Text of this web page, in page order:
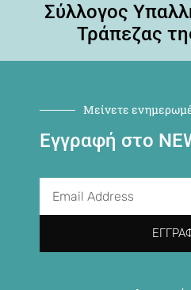
Σύλλογος
Τράπεζας
Μείνετε
Εγγραφή στο